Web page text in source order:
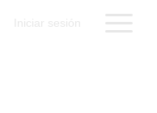
Iniciar sesión